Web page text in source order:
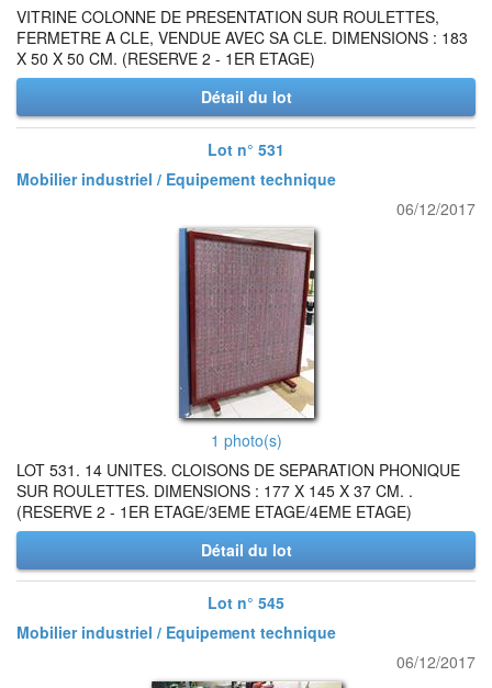
VITRINE COLONNE DE PRESENTATION SUR ROULETTES,
FERMETRE A CLE, VENDUE AVEC SA CLE. DIMENSIONS : 183
X 50 X 50 CM. (RESERVE 2 - 1ER ETAGE)
Détail du lot
Lot n° 531
Mobilier industriel / Equipement technique
06/12/2017
1 photo(s)
LOT 531. 14 UNITES. CLOISONS DE SEPARATION PHONIQUE
SUR ROULETTES. DIMENSIONS : 177 X 145 X 37 CM. .
(RESERVE 2 - 1ER ETAGE/3EME ETAGE/4EME ETAGE)
Détail du lot
Lot n° 545
Mobilier industriel / Equipement technique
06/12/2017